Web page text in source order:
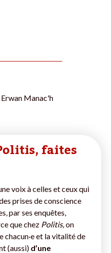
Erwan Manac'h
faites
voix à celles et ceux qui
prises de conscience
par ses enquêtes,
que chez Politis,on
chacun·e et la vitalité de
(aussi) d’une